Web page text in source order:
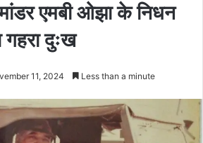
एमबी ओझा के निधन
गहरा दुःख
11, 2024 Less than a minute